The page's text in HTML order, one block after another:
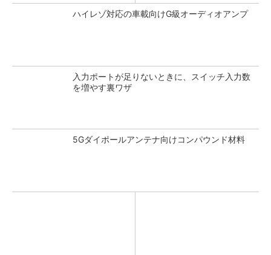
ハイレゾ対応の車載向けG級オーディオアンプ
入力ポートが足りないときに、スイッチ入力数
を増やす裏ワザ
5Gダイポールアンテナ向けコンパウンド材料